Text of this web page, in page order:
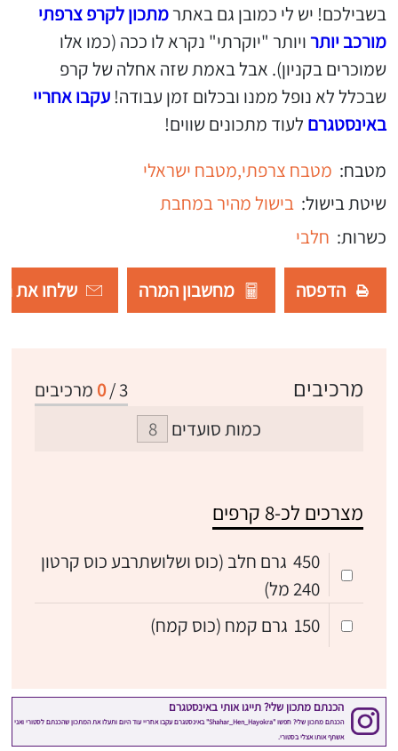
בשבילכם! יש לי כמובן גם באתרמתכון לקרפ צרפתי
מורכב יותרויותר "יוקרתי" נקרא לו ככה (כמו אלו
שמוכרים בקניון). אבל באמת שזה אחלה של קרפ
שבכלל לא נופל ממנו ובכלום זמן עבודה! עקבו אחריי
באינסטגרם לעוד מתכונים שווים!
מטבח: מטבח צרפתי,מטבח ישראלי
שיטת בישול: בישול מהיר במחבת
כשרות: חלבי
הדפסה מחשבון המרה שלחו את
3
/
0 מרכיבים מרכיבים
כמות סועדים
מצרכים לכ-8 קרפים
450 גרם חלב (כוס ושלושתרבע כוס קרטון
240 מל)
150 גרם קמח (כוס קמח)